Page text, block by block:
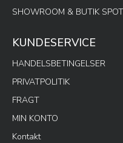
SHOWROOM & BUTIK
KUNDESERVICE
HANDELSBETINGELSER
PRIVATPOLITIK
FRAGT
MIN KONTO
Kontakt